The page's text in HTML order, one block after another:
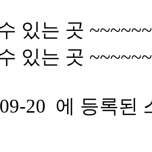
있는 곳
있는 곳
20 에 등록된